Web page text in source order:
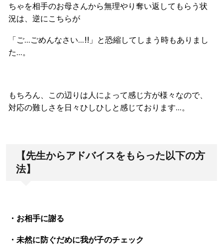
ちゃを相手のお母さんから無理やり奪い返してもらう状
況は、逆にこちらが
「ご…ごめんなさい…!!」と恐縮してしまう時もありまし
た…。
もちろん、この辺りは人によって感じ方が様々なので、
対応の難しさを日々ひしひしと感じております…。
【先生からアドバイスをもらった以下の方
法】
・お相手に謝る
・未然に防ぐだめに我が子のチェック